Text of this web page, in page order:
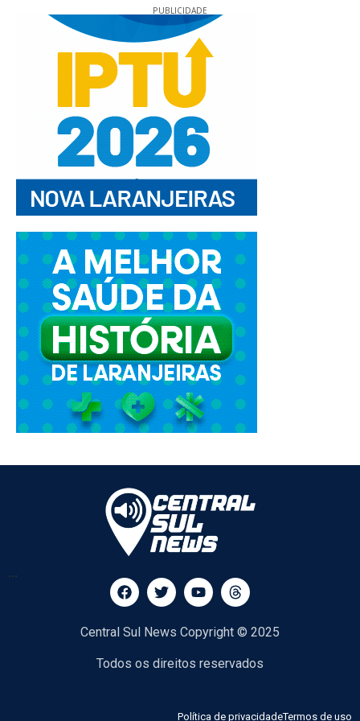
PUBLICIDADE
...
Central Sul News Copyright © 2025
Todos os direitos reservados
Política de privacidadeTermos de uso